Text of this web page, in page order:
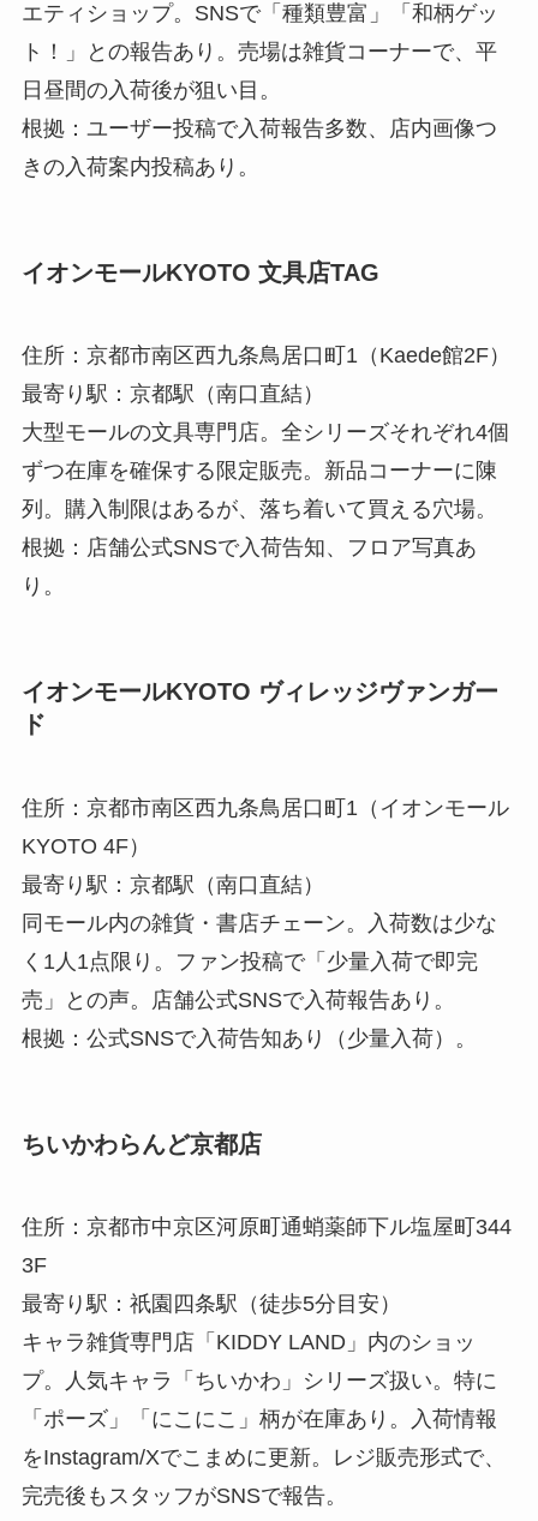
エティショップ。SNSで「種類豊富」「和柄ゲッ
ト！」との報告あり。売場は雑貨コーナーで、平
日昼間の入荷後が狙い目。
根拠：ユーザー投稿で入荷報告多数、店内画像つ
きの入荷案内投稿あり。
イオンモールKYOTO 文具店TAG
住所：京都市南区西九条鳥居口町1（Kaede館2F）
最寄り駅：京都駅（南口直結）
大型モールの文具専門店。全シリーズそれぞれ4個
ずつ在庫を確保する限定販売。新品コーナーに陳
列。購入制限はあるが、落ち着いて買える穴場。
根拠：店舗公式SNSで入荷告知、フロア写真あ
り。
イオンモールKYOTO ヴィレッジヴァンガー
ド
住所：京都市南区西九条鳥居口町1（イオンモール
KYOTO 4F）
最寄り駅：京都駅（南口直結）
同モール内の雑貨・書店チェーン。入荷数は少な
く1人1点限り。ファン投稿で「少量入荷で即完
売」との声。店舗公式SNSで入荷報告あり。
根拠：公式SNSで入荷告知あり（少量入荷）。
ちいかわらんど京都店
住所：京都市中京区河原町通蛸薬師下ル塩屋町344
3F
最寄り駅：祇園四条駅（徒歩5分目安）
キャラ雑貨専門店「KIDDY LAND」内のショッ
プ。人気キャラ「ちいかわ」シリーズ扱い。特に
「ポーズ」「にこにこ」柄が在庫あり。入荷情報
をInstagram/Xでこまめに更新。レジ販売形式で、
完売後もスタッフがSNSで報告。